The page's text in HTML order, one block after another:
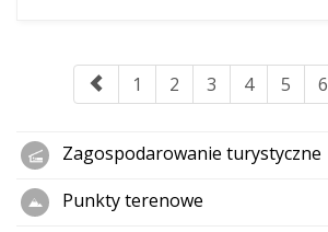
1 2 3 4 5 6
Zagospodarowanie turystyczne
Punkty terenowe